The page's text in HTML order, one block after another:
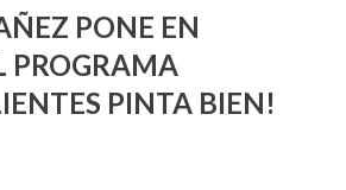
PONE EN
PROGRAMA
PINTA BIEN!